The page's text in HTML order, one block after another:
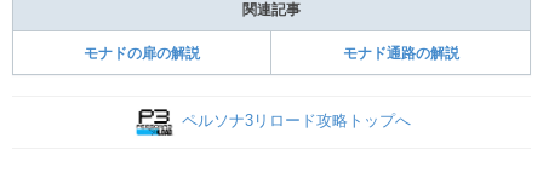
関連記事
モナドの扉の解説 モナド通路の解説
ペルソナ3リロード攻略トップへ